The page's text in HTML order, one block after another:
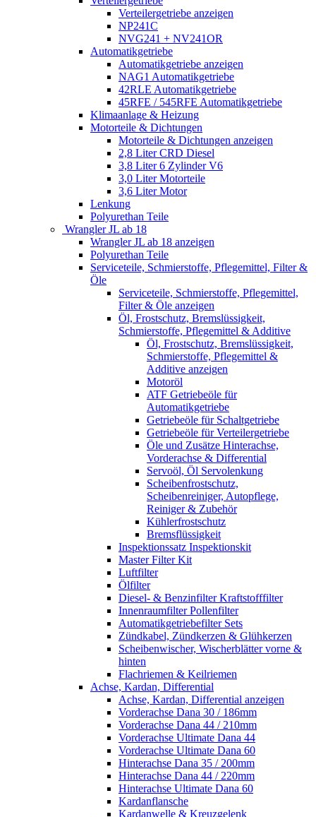
Verteilergetriebe anzeigen
NP241C
NVG241 + NV241OR
Automatikgetriebe
Automatikgetriebe anzeigen
NAG1 Automatikgetriebe
42RLE Automatikgetriebe
45RFE / 545RFE Automatikgetriebe
Klimaanlage & Heizung
Motorteile & Dichtungen
Motorteile & Dichtungen anzeigen
2,8 Liter CRD Diesel
3,8 Liter 6 Zylinder V6
3,0 Liter Motorteile
3,6 Liter Motor
Lenkung
Polyurethan Teile
Wrangler JL ab 18
Wrangler JL ab 18 anzeigen
Polyurethan Teile
Serviceteile, Schmierstoffe, Pflegemittel, Filter &
Öle
Serviceteile, Schmierstoffe, Pflegemittel,
Filter & Öle anzeigen
Öl, Frostschutz, Bremslüssigkeit,
Schmierstoffe, Pflegemittel & Additive
Öl, Frostschutz, Bremslüssigkeit,
Schmierstoffe, Pflegemittel &
Additive anzeigen
Motoröl
ATF Getriebeöle für
Automatikgetriebe
Getriebeöle für Schaltgetriebe
Getriebeöle für Verteilergetriebe
Öle und Zusätze Hinterachse,
Vorderachse & Differential
Servoöl, Öl Servolenkung
Scheibenfrostschutz,
Scheibenreiniger, Autopflege,
Reiniger & Zubehör
Kühlerfrostschutz
Bremsflüssigkeit
Inspektionssatz Inspektionskit
Master Filter Kit
Luftfilter
Ölfilter
Diesel- & Benzinfilter Kraftstofffilter
Innenraumfilter Pollenfilter
Automatikgetriebefilter Sets
Zündkabel, Zündkerzen & Glühkerzen
Scheibenwischer, Wischerblätter vorne &
hinten
Flachriemen & Keilriemen
Achse, Kardan, Differential
Achse, Kardan, Differential anzeigen
Vorderachse Dana 30 / 186mm
Vorderachse Dana 44 / 210mm
Vorderachse Ultimate Dana 44
Vorderachse Ultimate Dana 60
Hinterachse Dana 35 / 200mm
Hinterachse Dana 44 / 220mm
Hinterachse Ultimate Dana 60
Kardanflansche
Kardanwelle & Kreuzgelenk